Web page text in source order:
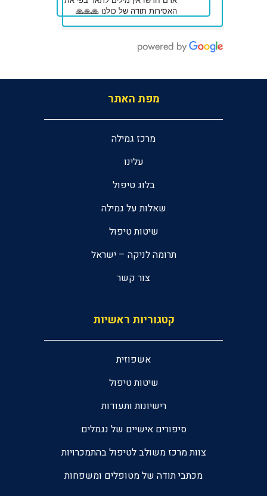
האסירות תודה של כולנו 🙏🙏🙏
מפת האתר
מרכז גמילה
עלינו
בלוג טיפול
שאלות על גמילה
שיטות טיפול
תרומה לניקה – ישראל
צור קשר
קטגוריות ראשיות
אשפוזית
שיטות טיפול
רישיונות ותעודות
סיפורים אישיים של נגמלים
צוות מרכז משולב לטיפול בהתמכרויות
מכתבי תודה של מטופלים ומשפחות